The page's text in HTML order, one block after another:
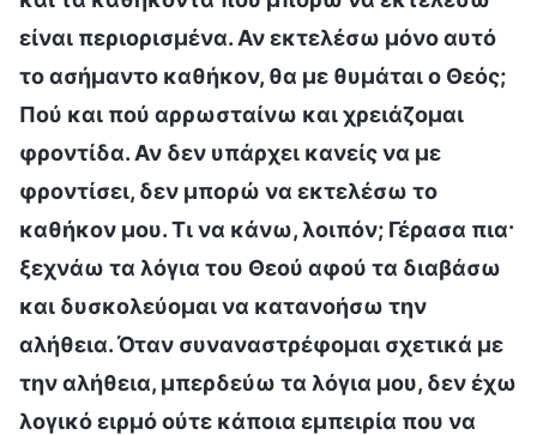
είναι περιορισμένα. Αν εκτελέσω μόνο αυτό
το ασήμαντο καθήκον, θα με θυμάται ο Θεός;
Πού και πού αρρωσταίνω και χρειάζομαι
φροντίδα. Αν δεν υπάρχει κανείς να με
φροντίσει, δεν μπορώ να εκτελέσω το
καθήκον μου. Τι να κάνω, λοιπόν; Γέρασα πια·
ξεχνάω τα λόγια του Θεού αφού τα διαβάσω
και δυσκολεύομαι να κατανοήσω την
αλήθεια. Όταν συναναστρέφομαι σχετικά με
την αλήθεια, μπερδεύω τα λόγια μου, δεν έχω
λογικό ειρμό ούτε κάποια εμπειρία που να